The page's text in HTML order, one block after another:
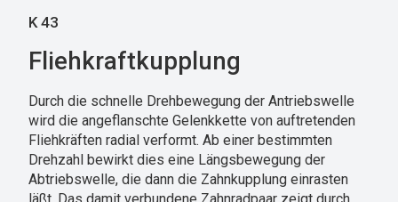
K 43
Fliehkraftkupplung
Durch die schnelle Drehbewegung der Antriebswelle
wird die angeflanschte Gelenkkette von auftretenden
Fliehkräften radial verformt. Ab einer bestimmten
Drehzahl bewirkt dies eine Längsbewegung der
Abtriebswelle, die dann die Zahnkupplung einrasten